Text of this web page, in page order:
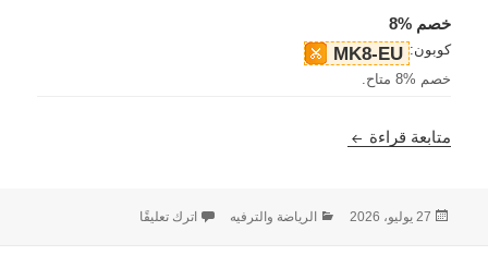
خصم %8
كوبون: MK8-EU
خصم %8 متاح.
متابعة قراءة كود قسيمة DYU Cycle
نُشرت
27 يوليو، 2026 التصنيفات
الرياضة والترفيه اترك تعليقًا